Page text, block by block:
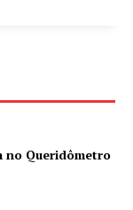
no Queridômetro